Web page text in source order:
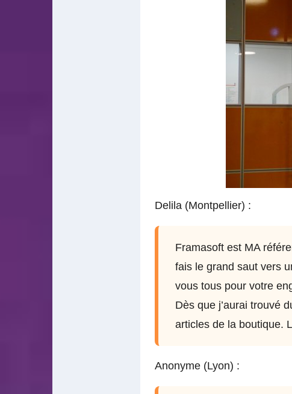
Delila (Montpellier) :
Framasoft est MA
fais le grand saut vers
vous tous pour votre
Dès que j’aurai trouvé
articles de la boutique.
Anonyme (Lyon) :